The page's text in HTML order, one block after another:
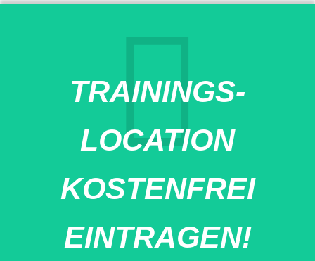
TRAININGS-
LOCATION
KOSTENFREI
EINTRAGEN!